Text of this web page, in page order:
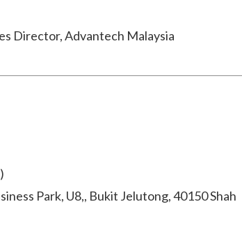
Director, Advantech Malaysia
Park, U8,, Bukit Jelutong, 40150 Shah